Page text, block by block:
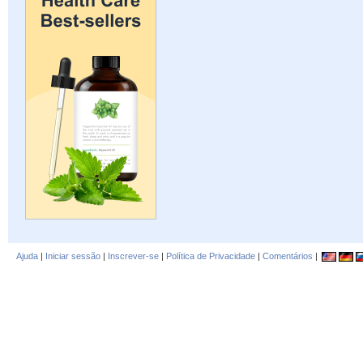
Ajuda | Iniciar sessão | Inscrever-se | Política de Privacidade | Comentários |